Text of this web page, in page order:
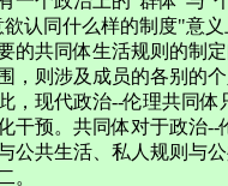
认同什么样的制度"意
的共同体生活规则的制
，则涉及成员的各别的
，现代政治--伦理共同
干预。共同体对于政治
公共生活、私人规则与
。